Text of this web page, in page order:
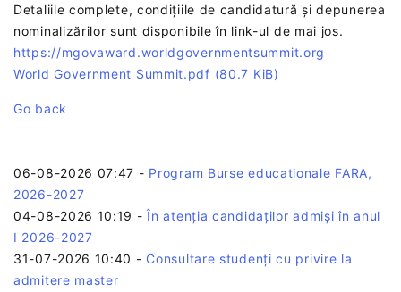
Detaliile complete, condițiile de candidatură și depunerea
nominalizărilor sunt disponibile în link-ul de mai jos.
https://mgovaward.worldgovernmentsummit.org
World Government Summit.pdf (80.7 KiB)
Go back
06-08-2026 07:47 - Program Burse educationale FARA,
2026-2027
04-08-2026 10:19 -În atenția candidaților admiși în anul
I 2026-2027
31-07-2026 10:40 - Consultare studenți cu privire la
admitere master